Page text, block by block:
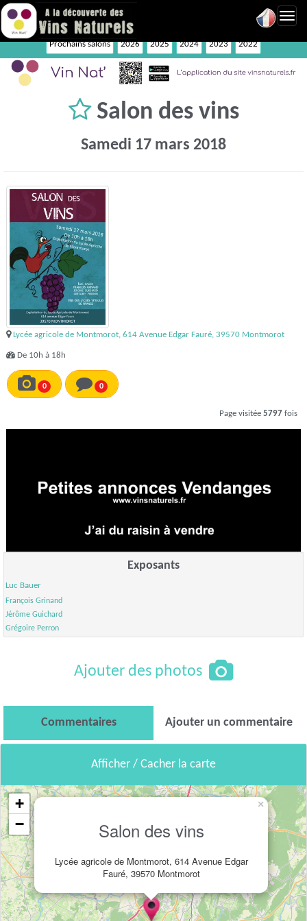
Prochains salons 2026 2025 2024 2023 2022
Salon des vins
Samedi 17 mars 2018
Lycée agricole de Montmorot, 614 Avenue Edgar Fauré, 39570 Montmorot
De 10h à 18h
0 0
Page visitée 5797 fois
Exposants
Luc Bauer
François Grinand
Jérôme Guichard
Grégoire Perron
Ajouter des photos
Commentaires Ajouter un commentaire
Afficher / Cacher la carte
Salon des vins
Lycée agricole de Montmorot, 614 Avenue Edgar
Fauré, 39570 Montmorot
×
+
−